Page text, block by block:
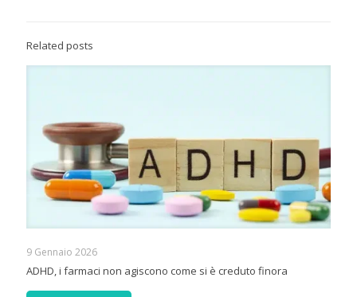
Related posts
9 Gennaio 2026
ADHD, i farmaci non agiscono come si è creduto finora